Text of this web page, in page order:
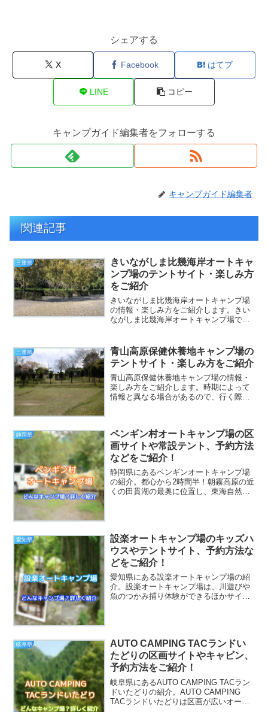
シェアする
X Facebook はてブ
LINE コピー
キャンプガイド編集者をフォローする
キャンプガイド編集者
関連記事
三重県
きいながしま比幾海岸オートキャ
ンプ場のテントサイト・楽しみ方
をご紹介
きいながしま比幾海岸オートキャンプ場
の情報・楽しみ方をご紹介します。きい
ながしま比幾海岸オートキャンプ場では
なのかなど、気になる情報を記載してい
ますので、参考にしてく...
三重県
青山高原保健休養地キャンプ場の
テントサイト・楽しみ方をご紹介
青山高原保健休養地キャンプ場の情報・
楽しみ方をご紹介します。時期によって
情報と異なる場合があるので、行く際は
通年営業電話番号059-...
静岡県
ペンギン村オートキャンプ場の区
画サイトや常設テント、予約方法
などをご紹介！
静岡県にあるペンギンオートキャンプ場
の紹介。都心から2時間半！朝霧高原の近
くの田貫湖の最奥に位置し、東海自然歩
愛知県
設楽オートキャンプ場のキッズハ
ウスやテントサイト、予約方法な
どをご紹介！
愛知県にある設楽オートキャンプ場の紹
介。設楽オートキャンプ場は、川遊びや
魚のつかみ捕り体験ができるほかサイト
岐阜県
AUTO CAMPING TACランドい
たどりの区画サイトやキャビン、
予約方法をご紹介！
岐阜県にあるAUTO CAMPING TACラン
ドいたどりの紹介。AUTO CAMPING
TACランドいたどりは区画が広いオート